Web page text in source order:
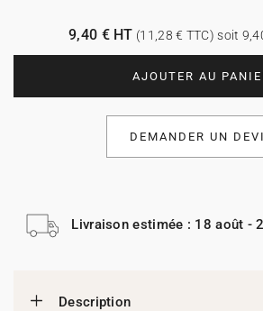
AJOUTER AU
9,40 € HT (11,28 € TTC) soit
DEMANDER UN
Livraison estimée : 18 août -
Description